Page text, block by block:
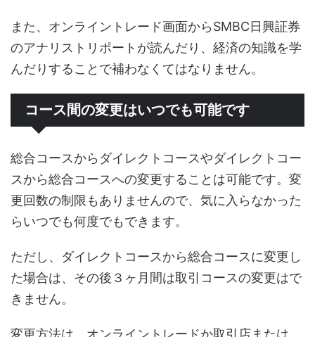
また、オンライントレード画面からSMBC日興証券
のアナリストリポートが読んだり、経済の知識を学
んだりすることで補わなくてはなりません。
コース間の変更はいつでも可能です
総合コースからダイレクトコースやダイレクトコー
スから総合コースへの変更することは可能です。変
更回数の制限もありませんので、気に入らなかった
らいつでも何度でもできます。
ただし、ダイレクトコースから総合コースに変更し
た場合は、その後３ヶ月間は取引コースの変更はで
きません。
変更方法は、オンライントレードか取引店または、